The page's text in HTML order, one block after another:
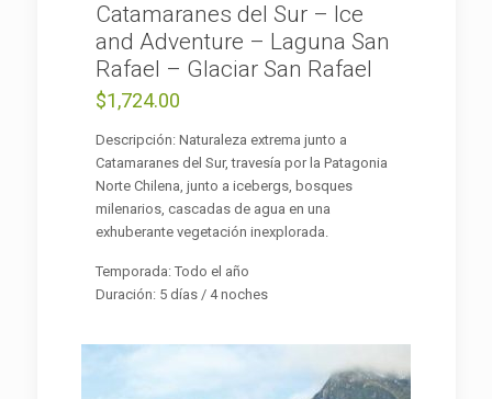
Catamaranes del Sur – Ice
and Adventure – Laguna San
Rafael – Glaciar San Rafael
$1,724.00
Descripción: Naturaleza extrema junto a
Catamaranes del Sur, travesía por la Patagonia
Norte Chilena, junto a icebergs, bosques
milenarios, cascadas de agua en una
exhuberante vegetación inexplorada.
Temporada: Todo el año
Duración: 5 días / 4 noches